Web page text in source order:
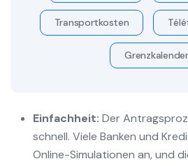
Transportkosten
Grenzkalender
Einfachheit: Der
schnell. Viele Banken und
Online-Simulationen an, und